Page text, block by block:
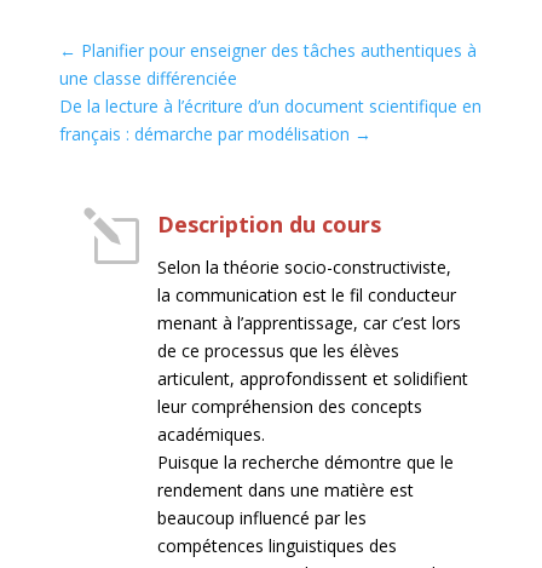
← Planifier pour enseigner des tâches authentiques à
une classe différenciée
De la lecture à l’écriture d’un document scientifique en
français : démarche par modélisation →
l Description du cours
Selon la théorie socio-constructiviste,
la communication est le fil conducteur
menant à l’apprentissage, car c’est lors
de ce processus que les élèves
articulent, approfondissent et solidifient
leur compréhension des concepts
académiques.
Puisque la recherche démontre que le
rendement dans une matière est
beaucoup influencé par les
compétences linguistiques des